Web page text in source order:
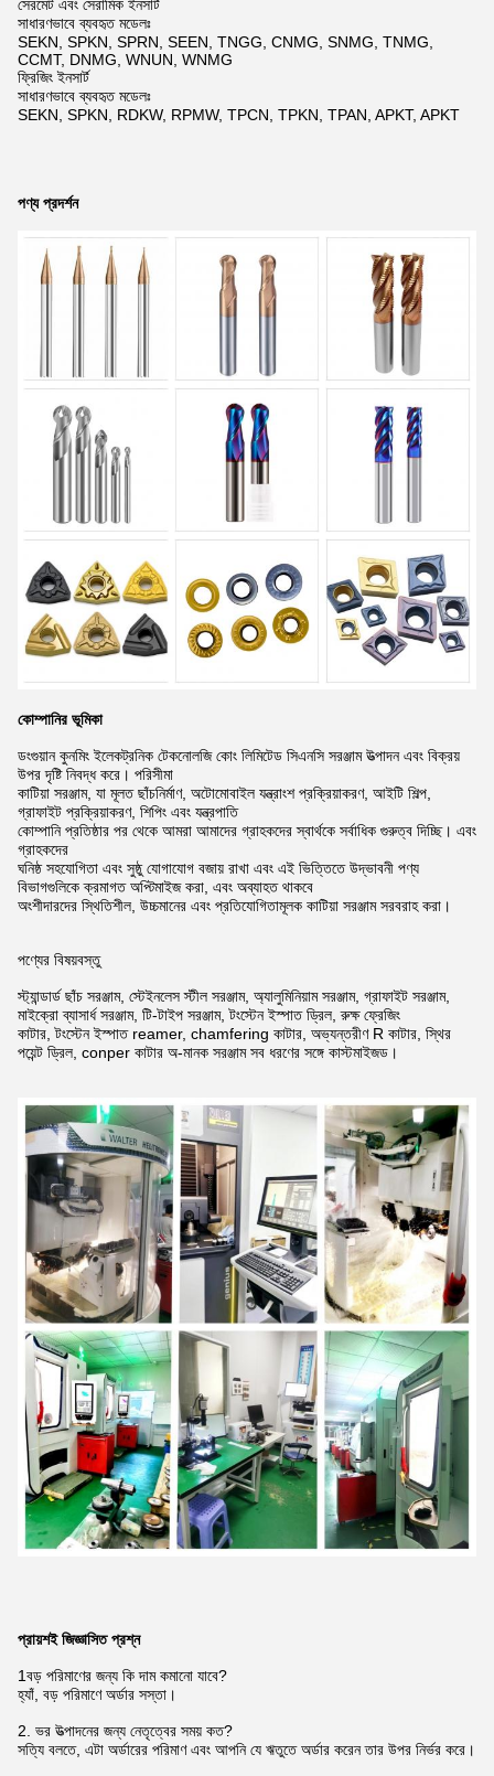
সেরমেট এবং সেরামিক ইনসার্ট
সাধারণভাবে ব্যবহৃত মডেলঃ
SEKN, SPKN, SPRN, SEEN, TNGG, CNMG, SNMG, TNMG,
CCMT, DNMG, WNUN, WNMG
ফ্রিজিং ইনসার্ট
সাধারণভাবে ব্যবহৃত মডেলঃ
SEKN, SPKN, RDKW, RPMW, TPCN, TPKN, TPAN, APKT, APKT
পণ্য প্রদর্শন
কোম্পানির ভূমিকা
ডংগুয়ান কুনমিং ইলেকট্রনিক টেকনোলজি কোং লিমিটেড সিএনসি সরঞ্জাম উত্পাদন এবং বিক্রয়
উপর দৃষ্টি নিবদ্ধ করে। পরিসীমা
কাটিয়া সরঞ্জাম, যা মূলত ছাঁচনির্মাণ, অটোমোবাইল যন্ত্রাংশ প্রক্রিয়াকরণ, আইটি শিল্প,
গ্রাফাইট প্রক্রিয়াকরণ, শিপিং এবং যন্ত্রপাতি
কোম্পানি প্রতিষ্ঠার পর থেকে আমরা আমাদের গ্রাহকদের স্বার্থকে সর্বাধিক গুরুত্ব দিচ্ছি। এবং
গ্রাহকদের
ঘনিষ্ঠ সহযোগিতা এবং সুষ্ঠু যোগাযোগ বজায় রাখা এবং এই ভিত্তিতে উদ্ভাবনী পণ্য
বিভাগগুলিকে ক্রমাগত অপ্টিমাইজ করা, এবং অব্যাহত থাকবে
অংশীদারদের স্থিতিশীল, উচ্চমানের এবং প্রতিযোগিতামূলক কাটিয়া সরঞ্জাম সরবরাহ করা।
পণ্যের বিষয়বস্তু
স্ট্যান্ডার্ড ছাঁচ সরঞ্জাম, স্টেইনলেস স্টীল সরঞ্জাম, অ্যালুমিনিয়াম সরঞ্জাম, গ্রাফাইট সরঞ্জাম,
মাইক্রো ব্যাসার্ধ সরঞ্জাম, টি-টাইপ সরঞ্জাম, টংস্টেন ইস্পাত ড্রিল, রুক্ষ ফ্রেজিং
কাটার, টংস্টেন ইস্পাত reamer, chamfering কাটার, অভ্যন্তরীণ R কাটার, স্থির
পয়েন্ট ড্রিল, conper কাটার অ-মানক সরঞ্জাম সব ধরণের সঙ্গে কাস্টমাইজড।
প্রায়শই জিজ্ঞাসিত প্রশ্ন
1বড় পরিমাণের জন্য কি দাম কমানো যাবে?
হ্যাঁ, বড় পরিমাণে অর্ডার সস্তা।
2. ভর উত্পাদনের জন্য নেতৃত্বের সময় কত?
সত্যি বলতে, এটা অর্ডারের পরিমাণ এবং আপনি যে ঋতুতে অর্ডার করেন তার উপর নির্ভর করে।